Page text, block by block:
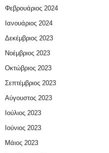
Φεβρουάριος 2024
Ιανουάριος 2024
Δεκέμβριος 2023
Νοέμβριος 2023
Οκτώβριος 2023
Σεπτέμβριος 2023
Αύγουστος 2023
Ιούλιος 2023
Ιούνιος 2023
Μάιος 2023